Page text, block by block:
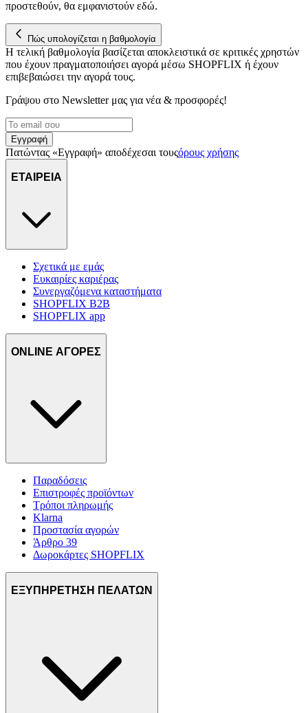
προστεθούν, θα εμφανιστούν εδώ.
Πώς υπολογίζεται η βαθμολογία
Η τελική βαθμολογία βασίζεται αποκλειστικά σε κριτικές χρηστών
που έχουν πραγματοποιήσει αγορά μέσω SHOPFLIX ή έχουν
επιβεβαιώσει την αγορά τους.
Γράψου στο Νewsletter μας για νέα & προσφορές!
Εγγραφή
Πατώντας «Εγγραφή» αποδέχεσαι τουςόρους χρήσης
ΕΤΑΙΡΕΙΑ
Σχετικά με εμάς
Ευκαιρίες καριέρας
Συνεργαζόμενα καταστήματα
SHOPFLIX B2B
SHOPFLIX app
ONLINE ΑΓΟΡΕΣ
Παραδόσεις
Επιστροφές προϊόντων
Τρόποι πληρωμής
Klarna
Προστασία αγορών
Άρθρο 39
Δωροκάρτες SHOPFLIX
ΕΞΥΠΗΡΕΤΗΣΗ ΠΕΛΑΤΩΝ